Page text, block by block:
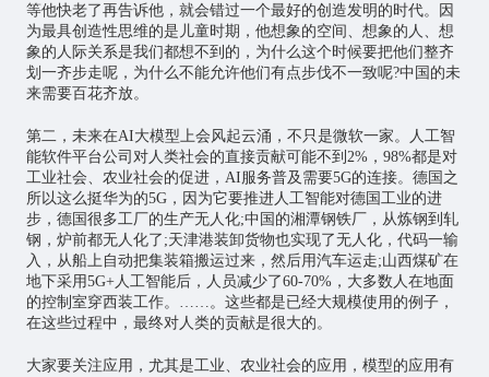
等他快老了再告诉他，就会错过一个最好的创造发明的时代。因
为最具创造性思维的是儿童时期，他想象的空间、想象的人、想
象的人际关系是我们都想不到的，为什么这个时候要把他们整齐
划一齐步走呢，为什么不能允许他们有点步伐不一致呢?中国的未
来需要百花齐放。
第二，未来在AI大模型上会风起云涌，不只是微软一家。人工智
能软件平台公司对人类社会的直接贡献可能不到2%，98%都是对
工业社会、农业社会的促进，AI服务普及需要5G的连接。德国之
所以这么挺华为的5G，因为它要推进人工智能对德国工业的进
步，德国很多工厂的生产无人化;中国的湘潭钢铁厂，从炼钢到轧
钢，炉前都无人化了;天津港装卸货物也实现了无人化，代码一输
入，从船上自动把集装箱搬运过来，然后用汽车运走;山西煤矿在
地下采用5G+人工智能后，人员减少了60-70%，大多数人在地面
的控制室穿西装工作。……。这些都是已经大规模使用的例子，
在这些过程中，最终对人类的贡献是很大的。
大家要关注应用，尤其是工业、农业社会的应用，模型的应用有